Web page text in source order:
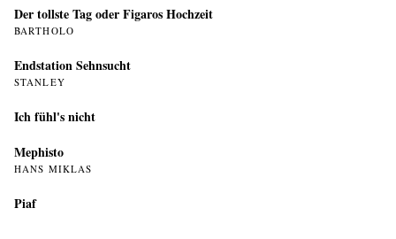
Der tollste Tag oder Figaros Hochzeit
BARTHOLO
Endstation Sehnsucht
STANLEY
Ich fühl's nicht
Mephisto
HANS MIKLAS
Piaf